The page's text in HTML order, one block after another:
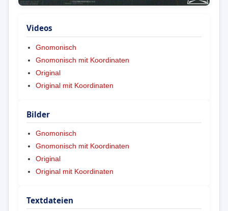
Videos
Gnomonisch
Gnomonisch mit Koordinaten
Original
Original mit Koordinaten
Bilder
Gnomonisch
Gnomonisch mit Koordinaten
Original
Original mit Koordinaten
Textdateien